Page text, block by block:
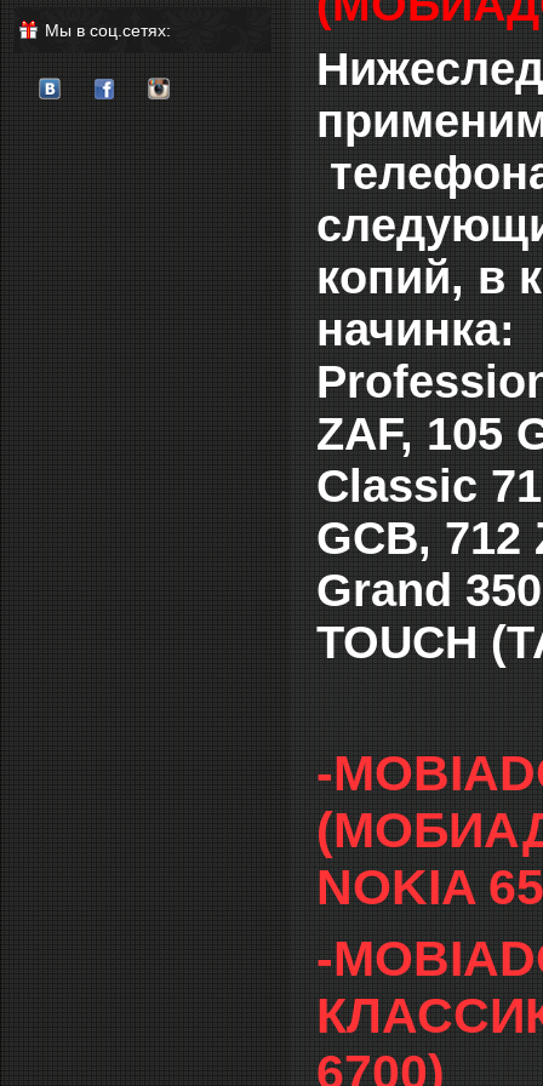
Мы в соц.сетях:
копий, в
начинка:
ZAF, 105
Сlassic
GCB, 712
Grand
TOUCH
-
NOKIA
-
6700)